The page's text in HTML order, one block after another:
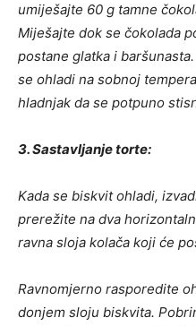
umiješajte 60 g tamne
Miješajte dok se čokolada
postane glatka i
se ohladi na sobnoj
hladnjak da se potpuno
3. Sastavljanje torte:
Kada se biskvit ohladi,
prerežite na dva
ravna sloja kolača koji će
Ravnomjerno rasporedite
donjem sloju biskvita.